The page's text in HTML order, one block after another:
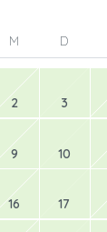
M D
2 3
9 10
16 17